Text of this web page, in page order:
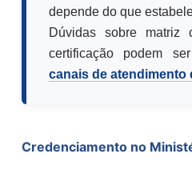
depende do que
Dúvidas sobre matriz
certificação podem
canais de atendimento
Credenciamento no